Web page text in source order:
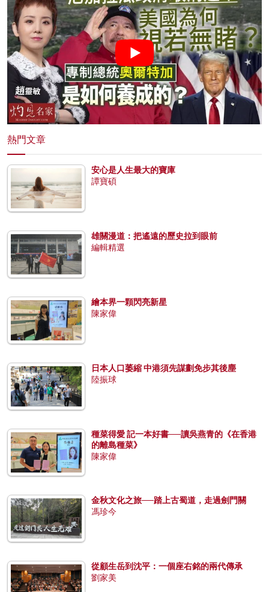
熱門文章
安心是人生最大的寶庫
譚寶碩
雄關漫道：把遙遠的歷史拉到眼前
編輯精選
繪本界一顆閃亮新星
陳家偉
日本人口萎縮 中港須先謀劃免步其後塵
陸振球
種菜得愛 記一本好書──讀吳燕青的《在香港
的離島種菜》
陳家偉
金秋文化之旅──踏上古蜀道，走過劍門關
馮珍今
從顧生岳到沈平：一個座右銘的兩代傳承
劉家美